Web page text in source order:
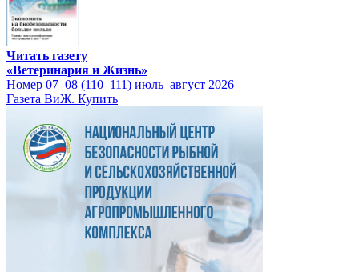
Читать газету
«Ветеринария и Жизнь»
Номер 07–08 (110–111) июль–август 2026
Газета ВиЖ. Купить